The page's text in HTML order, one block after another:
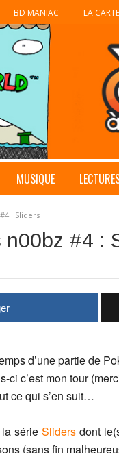
BD MANIAC LA
MUSIQUE
: Sliders
n00bz #4 :
d’une partie de
ci c’est mon tour
ce qui s’en suit…
la sérieSlidersdont
(sans fin